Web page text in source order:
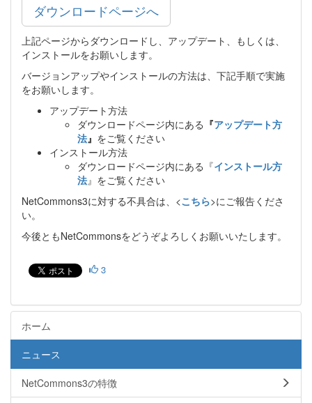
ダウンロードページへ
上記ページからダウンロードし、アップデート、もしくは、
インストールをお願いします。
バージョンアップやインストールの方法は、下記手順で実施
をお願いします。
アップデート方法
ダウンロードページ内にある 『アップデート方
法』 をご覧ください
インストール方法
ダウンロードページ内にある『インストール方
法』をご覧ください
NetCommons3に対する不具合は、<こちら>にご報告くださ
い。
今後ともNetCommonsをどうぞよろしくお願いいたします。
3
ホーム
ニュース
NetCommons3の特徴